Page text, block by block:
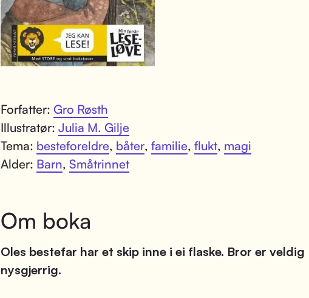
Forfatter: Gro Røsth
Illustratør: Julia M. Gilje
Tema: besteforeldre, båter, familie, flukt, magi
Alder: Barn, Småtrinnet
Om boka
Oles bestefar har et skip inne i ei flaske. Bror er veldig
nysgjerrig.